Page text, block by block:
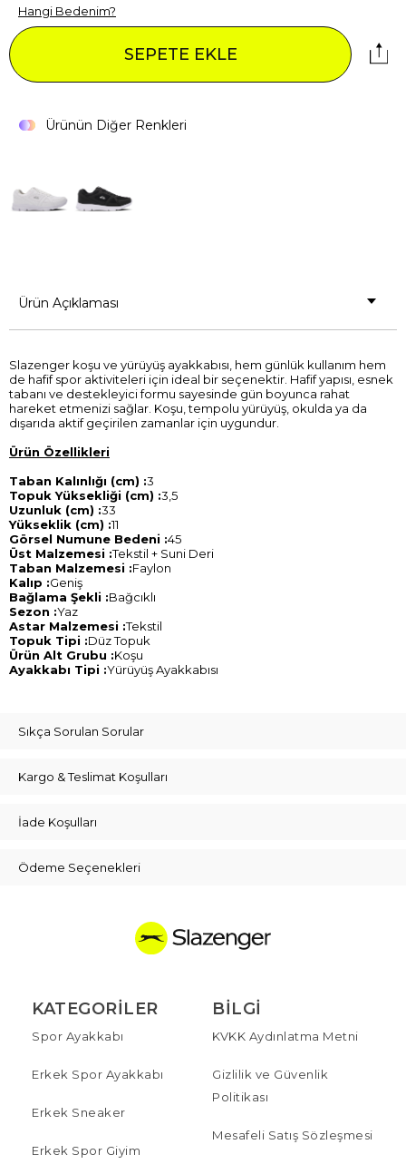
Hangi Bedenim?
SEPETE EKLE
Ürünün Diğer Renkleri
Ürün Açıklaması
Slazenger koşu ve yürüyüş ayakkabısı, hem günlük kullanım hem
de hafif spor aktiviteleri için ideal bir seçenektir. Hafif yapısı, esnek
tabanı ve destekleyici formu sayesinde gün boyunca rahat
hareket etmenizi sağlar. Koşu, tempolu yürüyüş, okulda ya da
dışarıda aktif geçirilen zamanlar için uygundur.
Ürün Özellikleri
Taban Kalınlığı (cm) :3
Topuk Yüksekliği (cm) :3,5
Uzunluk (cm) :33
Yükseklik (cm) :11
Görsel Numune Bedeni :45
Üst Malzemesi :Tekstil + Suni Deri
Taban Malzemesi :Faylon
Kalıp :Geniş
Bağlama Şekli :Bağcıklı
Sezon :Yaz
Astar Malzemesi :Tekstil
Topuk Tipi :Düz Topuk
Ürün Alt Grubu :Koşu
Ayakkabı Tipi :Yürüyüş Ayakkabısı
Sıkça Sorulan Sorular
Kargo & Teslimat Koşulları
İade Koşulları
Ödeme Seçenekleri
KATEGORILER
Spor Ayakkabı
Erkek Spor Ayakkabı
Erkek Sneaker
Erkek Spor Giyim
BILGI
KVKK Aydınlatma Metni
Gizlilik ve Güvenlik
Politikası
Mesafeli Satış Sözleşmesi